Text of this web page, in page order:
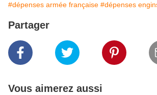
#dépenses armée française #dépenses
Partager
Vous aimerez aussi